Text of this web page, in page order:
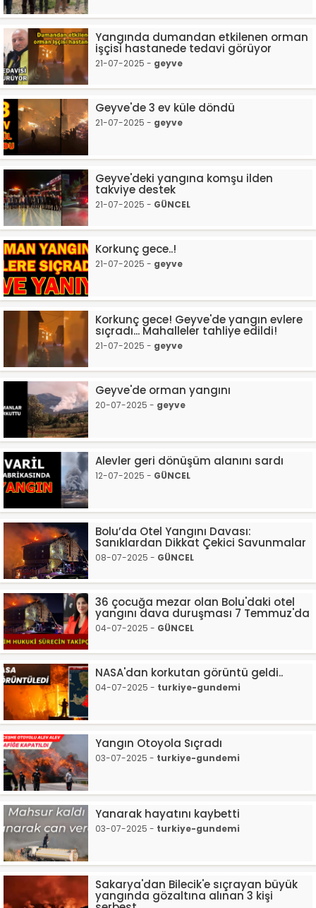
Yangında dumandan etkilenen orman
işçisi hastanede tedavi görüyor
21-07-2025 - geyve
Geyve'de 3 ev küle döndü
21-07-2025 - geyve
Geyve'deki yangına komşu ilden
takviye destek
21-07-2025 - GÜNCEL
Korkunç gece..!
21-07-2025 - geyve
Korkunç gece! Geyve'de yangın evlere
sıçradı... Mahalleler tahliye edildi!
21-07-2025 - geyve
Geyve'de orman yangını
20-07-2025 - geyve
Alevler geri dönüşüm alanını sardı
12-07-2025 - GÜNCEL
Bolu’da Otel Yangını Davası:
Sanıklardan Dikkat Çekici Savunmalar
08-07-2025 - GÜNCEL
36 çocuğa mezar olan Bolu'daki otel
yangını dava duruşması 7 Temmuz'da
04-07-2025 - GÜNCEL
NASA'dan korkutan görüntü geldi..
04-07-2025 - turkiye-gundemi
Yangın Otoyola Sıçradı
03-07-2025 - turkiye-gundemi
Yanarak hayatını kaybetti
03-07-2025 - turkiye-gundemi
Sakarya'dan Bilecik'e sıçrayan büyük
yangında gözaltına alınan 3 kişi